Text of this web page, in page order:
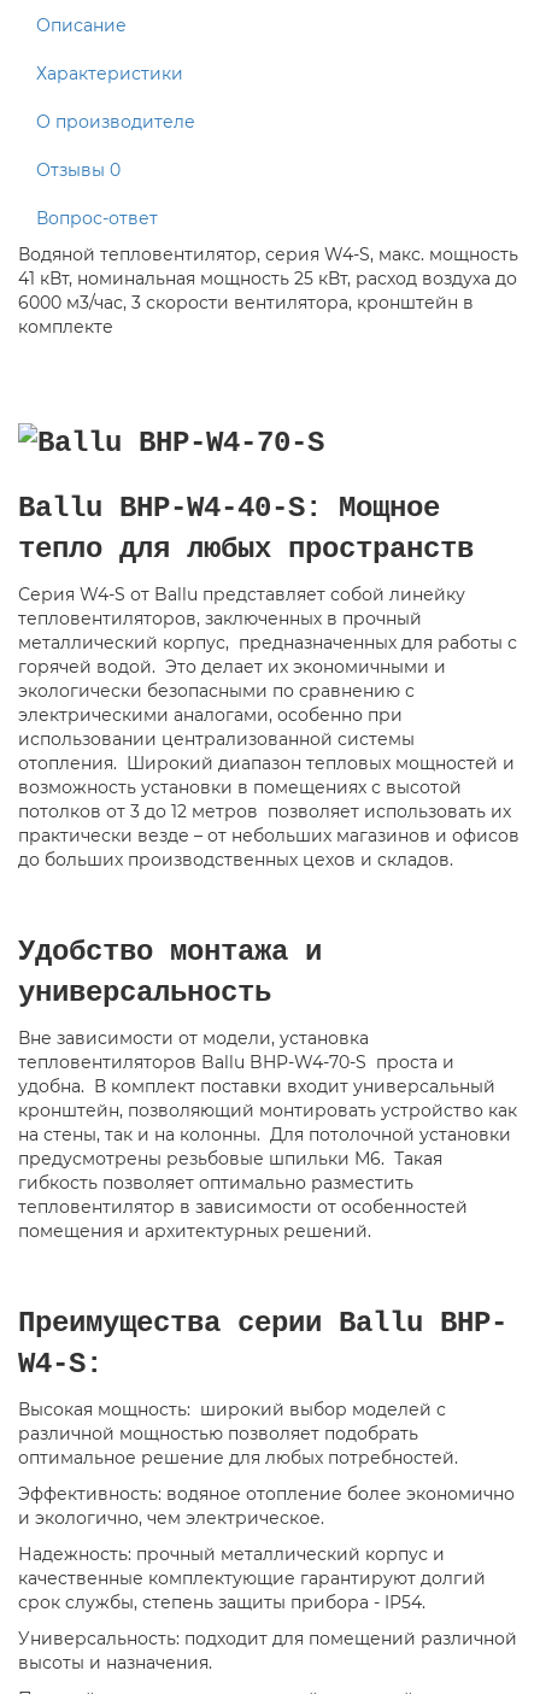
Описание
Характеристики
О производителе
Отзывы 0
Вопрос-ответ
Водяной тепловентилятор, серия W4-S, макс. мощность
41 кВт, номинальная мощность 25 кВт, расход воздуха до
6000 м3/час, 3 скорости вентилятора, кронштейн в
комплекте
Ballu BHP-W4-40-S: Мощное
тепло для любых пространств
Серия W4-S от Ballu представляет собой линейку
тепловентиляторов, заключенных в прочный
металлический корпус, предназначенных для работы с
горячей водой. Это делает их экономичными и
экологически безопасными по сравнению с
электрическими аналогами, особенно при
использовании централизованной системы
отопления. Широкий диапазон тепловых мощностей и
возможность установки в помещениях с высотой
потолков от 3 до 12 метров позволяет использовать их
практически везде – от небольших магазинов и офисов
до больших производственных цехов и складов.
Удобство монтажа и
универсальность
Вне зависимости от модели, установка
тепловентиляторов Ballu BHP-W4-70-S проста и
удобна. В комплект поставки входит универсальный
кронштейн, позволяющий монтировать устройство как
на стены, так и на колонны. Для потолочной установки
предусмотрены резьбовые шпильки М6. Такая
гибкость позволяет оптимально разместить
тепловентилятор в зависимости от особенностей
помещения и архитектурных решений.
Преимущества серии Ballu BHP-
W4-S:
Высокая мощность: широкий выбор моделей с
различной мощностью позволяет подобрать
оптимальное решение для любых потребностей.
Эффективность: водяное отопление более экономично
и экологично, чем электрическое.
Надежность: прочный металлический корпус и
качественные комплектующие гарантируют долгий
срок службы, степень защиты прибора - IP54.
Универсальность: подходит для помещений различной
высоты и назначения.